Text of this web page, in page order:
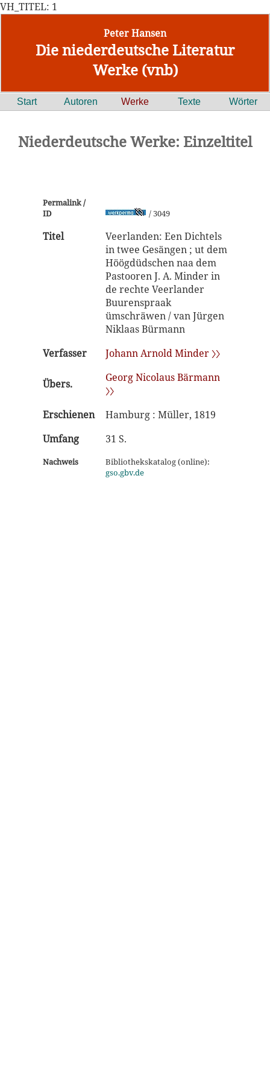
VH_TITEL: 1
Peter Hansen
Die niederdeutsche Literatur
Werke (vnb)
Start Autoren Werke Texte Wörter
Niederdeutsche Werke: Einzeltitel
Permalink /
ID
/ 3049
Titel
Veerlanden: Een Dichtels
in twee Gesängen ; ut dem
Höögdüdschen naa dem
Pastooren J. A. Minder in
de rechte Veerlander
Buurenspraak
ümschräwen / van Jürgen
Niklaas Bürmann
Verfasser
Johann Arnold Minder 〉〉
Übers.
Georg Nicolaus Bärmann
〉〉
Erschienen
Hamburg : Müller, 1819
Umfang
31 S.
Nachweis
Bibliothekskatalog (online):
gso.gbv.de